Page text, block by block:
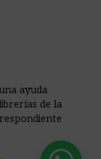
ayuda
de la